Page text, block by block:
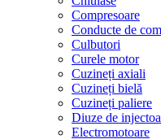
Compresoare
Conducte de
Culbutori
Curele motor
Cuzineți axiali
Cuzineți bielă
Cuzineți paliere
Diuze de
Electromotoare